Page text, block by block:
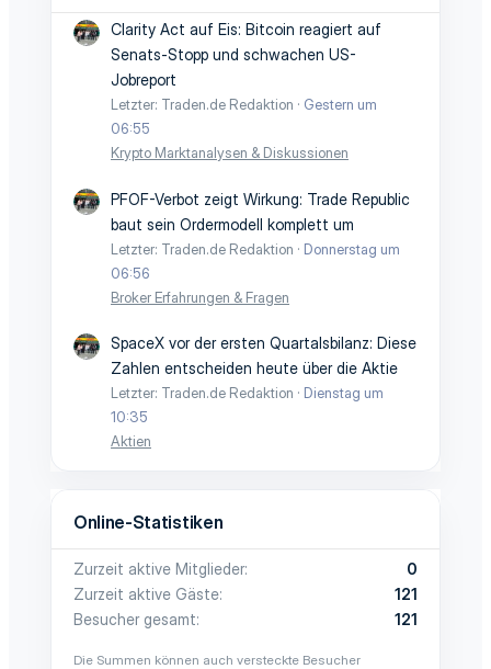
Clarity Act auf Eis: Bitcoin reagiert auf
Senats-Stopp und schwachen US-
Jobreport
Letzter: Traden.de Redaktion
Gestern um
06:55
Krypto Marktanalysen & Diskussionen
PFOF-Verbot zeigt Wirkung: Trade Republic
baut sein Ordermodell komplett um
Letzter: Traden.de Redaktion
Donnerstag um
06:56
Broker Erfahrungen & Fragen
SpaceX vor der ersten Quartalsbilanz: Diese
Zahlen entscheiden heute über die Aktie
Letzter: Traden.de Redaktion
Dienstag um
10:35
Aktien
Online-Statistiken
Zurzeit aktive Mitglieder
0
Zurzeit aktive Gäste
121
Besucher gesamt
121
Die Summen können auch versteckte Besucher